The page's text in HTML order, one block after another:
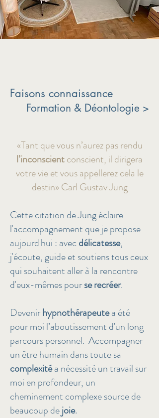
Faisons connaissance
Formation & Déontologie >
«Tant que vous n’aurez pas rendu
l’inconscientconscient, il dirigera
votre vie et vous appellerez cela le
destin» Carl Gustav Jung
Cette citation de Jung éclaire
l'accompagnement que je propose
aujourd'hui : avecdélicatesse,
j'écoute, guide et soutiens tous ceux
qui souhaitent aller à la rencontre
d'eux-mêmes pourse recréer.
Devenirhypnothérapeutea été
pour moi l’aboutissement d'un long
parcours personnel. Accompagner
un être humain dans toute sa
complexitéa nécessité un travail sur
moi en profondeur, un
cheminement complexe source de
beaucoup dejoie.